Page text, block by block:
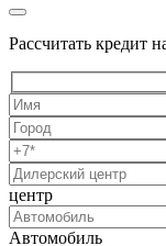
Рассчитать кредит
центр
Автомобиль